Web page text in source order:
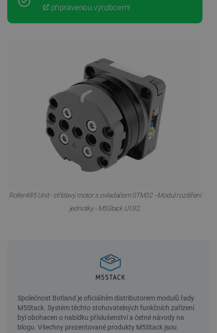
připravenou výrobcem!
Roller485 Unit - střídavý motor s ovladačem STM32 - Modul rozšíření
jednotky - M5Stack U182.